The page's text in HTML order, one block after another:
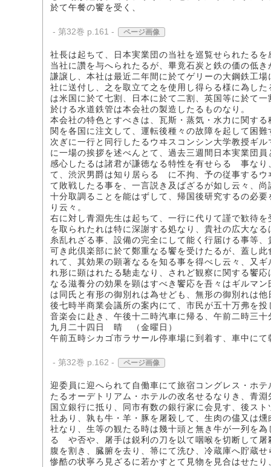
於て午餐の饗を受く、
- 第32巻 p.161 - ページ画像
社長は起ちて、日本実業団の当社を巡覧せられたる
当社に讚を与へられたるが、畢竟石炭と鉄の価の低
謙譲し、本社は最近二年間に於てゲリーの大鋼鉄工
社に送付し、之を取立て之を使用し得らる様に為し
は米国に於て七割、日本に於て二割、英国等に於て
於ける水道鉄管は本会社の製造したるものなり。
本会社の特色とすべきは、瓦斯・蒸気・水力に関す
関を各国に注文して、運転後種々の故障を起して困
次ぎに一行と同行したるウヰスコンシン大学教授ギ
に一場の挨拶を述べんとて、過去三週間日本実業団
感心したるは諸君が謙徳なる特性を有せらるゝ事な
て、渋沢男爵は知り居らるゝに不拘、予の従事する
て敗戦したる事を、一言説き及ばざるが如し云々、
十分取調ることを能はずして、帰国後研究するの必
り云々。
右に対し青淵先生は起ちて、一行に代りて謹で歓待
を取られたれは特に深謝する処なり、貴社の広大な
糸乱れざる事、設備の完全にして能く行届ける事等
可き此倶楽部に於て鄭重なる饗を受けたるが、蓋し
れて、其効果の顕著なるを知る事を得べし云々、又
れ形に顕はれたる馳走なり、されど観察に関する饗
なる滋養分の効果を顕はすべき饗応を吾々はギルマ
は同氏と有形の御別れは為せども、無形の御別れは
後七時半商業会議所の案内にて、市民が五十万弗を
音楽会に赴き、午後十二時汽車に帰る、午前二時三
九月二十四日 晴 （金曜日）
午前五時シカゴ市ラサール停車場に到着す、車中にて
- 第32巻 p.162 - ページ画像
迎委員に迎へられて自働車にて旅宿コングレス・ホ
たるオーデトリアム・ホテルの改名せるなりき、青
国立銀行に抵り、同市有数の銀行家に会見す、後ス
社あり、孰も牛・羊・豚を屠殺して、生肉の儘又は
社なり、生等の観たる時は幾十頭と無き牛が一列を
るゝや否や、屠手は鋭利の刀を以て咽喉を切断して
腹を割き、臓腑を去り、箒にて洗ひ、冷蔵庫へ貯蔵
惨酷の状寧ろ見ざるに若かすとて見物を見合はせた